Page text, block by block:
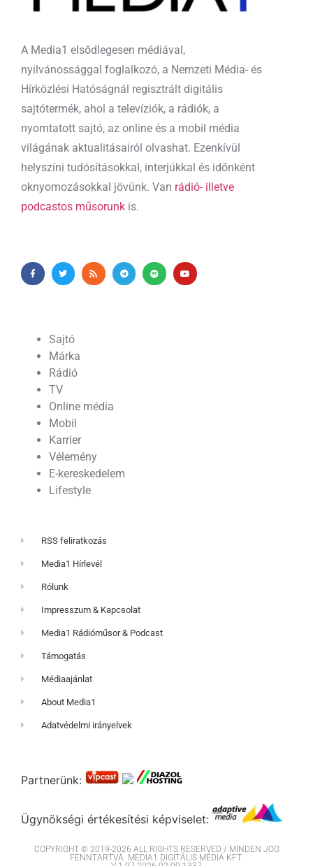
A Media1 elsődlegesen médiával,
nyilvánossággal foglalkozó, a Nemzeti Média- és
Hírközlési Hatóságnál regisztrált digitális
sajtótermék, ahol a televíziók, a rádiók, a
nyomtatott sajtó, az online és a mobil média
világának aktualitásairól olvashat. Ezenkívül
helyszíni tudósításokkal, interjúkkal és időnként
oknyomozásokkal jövünk. Van rádió- illetve
podcastos műsorunk is.
Sajtó
Márka
Rádió
TV
Online média
Mobil
Karrier
Vélemény
E-kereskedelem
Lifestyle
RSS feliratkozás
Media1 Hírlevél
Rólunk
Impresszum & Kapcsolat
Media1 Rádióműsor & Podcast
Támogatás
Médiaajánlat
About Media1
Adatvédelmi irányelvek
Partnerünk:
Ügynökségi értékesítési képviselet:
COPYRIGHT © 2019-2026 ALL RIGHTS RESERVED / MINDEN JOG
FENNTARTVA. MEDIA1 DIGITÁLIS MÉDIA KFT.